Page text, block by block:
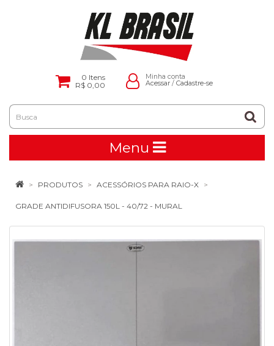
0 Itens
R$ 0,00
Minha conta
Acessar/ Cadastre-se
Menu
PRODUTOS ACESSÓRIOS PARA RAIO-X
GRADE ANTIDIFUSORA 150L - 40/72 - MURAL